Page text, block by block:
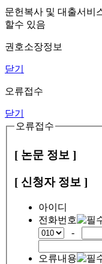
문헌복사 및 대출서비
할수 있음
권호소장정보
닫기
오류접수
닫기
오류접수
[ 논문 정보 ]
[ 신청자 정보 ]
아이디
전화번호
-
오류내용